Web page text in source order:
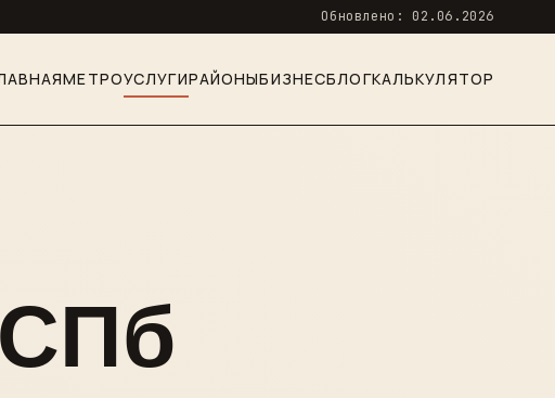
Обновлено: 02.06.2026
МЕТРОУСЛУГИРАЙОНЫБИЗНЕСБЛОГКАЛЬКУЛЯТОР